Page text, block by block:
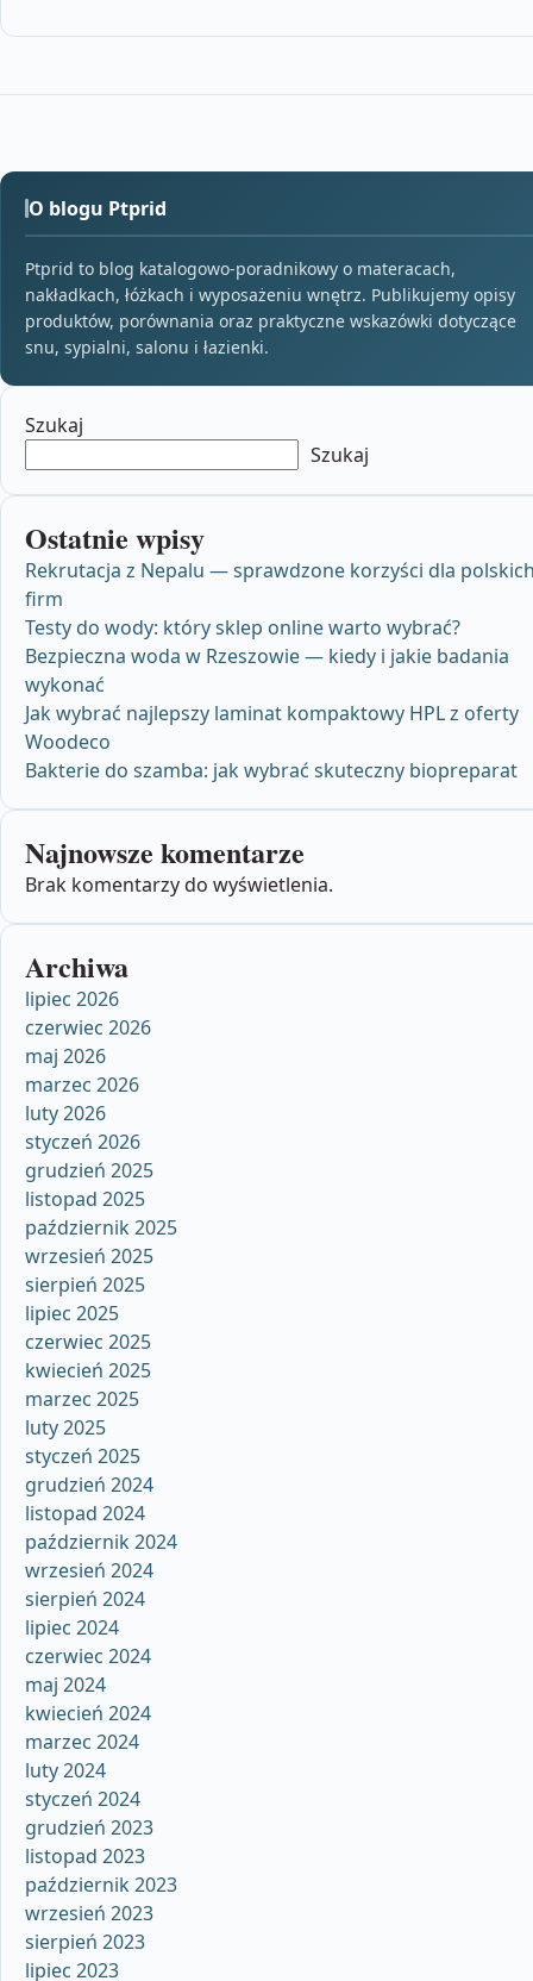
O blogu Ptprid
Ptprid to blog katalogowo-poradnikowy o materacach,
nakładkach, łóżkach i wyposażeniu wnętrz. Publikujemy opisy
produktów, porównania oraz praktyczne wskazówki dotyczące
snu, sypialni, salonu i łazienki.
Szukaj
Szukaj
Ostatnie wpisy
Rekrutacja z Nepalu — sprawdzone korzyści dla
firm
Testy do wody: który sklep online warto wybrać?
Bezpieczna woda w Rzeszowie — kiedy i jakie badania
wykonać
Jak wybrać najlepszy laminat kompaktowy HPL z oferty
Woodeco
Bakterie do szamba: jak wybrać skuteczny biopreparat
Najnowsze komentarze
Brak komentarzy do wyświetlenia.
Archiwa
lipiec 2026
czerwiec 2026
maj 2026
marzec 2026
luty 2026
styczeń 2026
grudzień 2025
listopad 2025
październik 2025
wrzesień 2025
sierpień 2025
lipiec 2025
czerwiec 2025
kwiecień 2025
marzec 2025
luty 2025
styczeń 2025
grudzień 2024
listopad 2024
październik 2024
wrzesień 2024
sierpień 2024
lipiec 2024
czerwiec 2024
maj 2024
kwiecień 2024
marzec 2024
luty 2024
styczeń 2024
grudzień 2023
listopad 2023
październik 2023
wrzesień 2023
sierpień 2023
lipiec 2023